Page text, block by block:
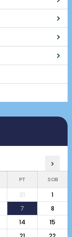
›
PT SOB
31
1
7
8
14
15